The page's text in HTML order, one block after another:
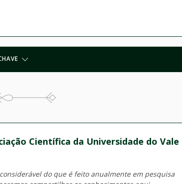
Científica da Universidade do Vale
do que é feito anualmente em pesquisa